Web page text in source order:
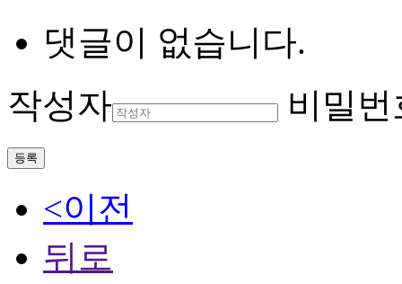
댓글이 없습니다.
작성자
비밀번
등록
<이전
뒤로